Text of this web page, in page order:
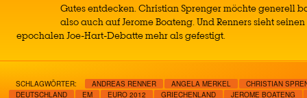
Gutes entdecken. Christian Sprenger möchte generell
also auch auf Jerome Boateng. Und Renners sieht
epochalen Joe-Hart-Debatte mehr als gefestigt.
SCHLAGWÖRTER: ANDREAS RENNER ANGELA MERKEL
CHRISTIAN
DEUTSCHLAND
EM EURO 2012 GRIECHENLAND JEROME BOATENG